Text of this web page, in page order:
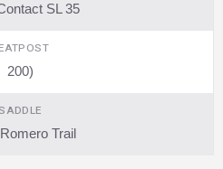
SL 35
200)
Trail